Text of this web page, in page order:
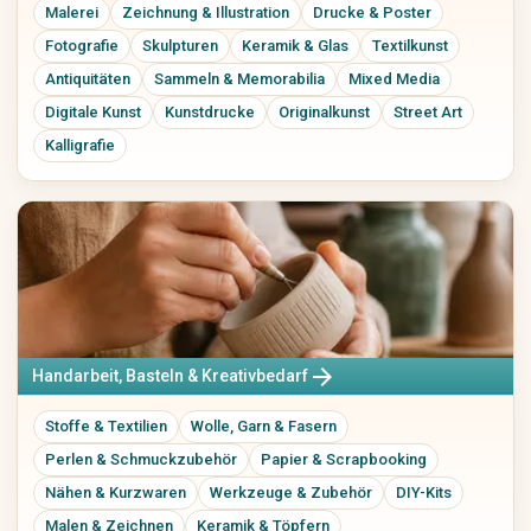
Spieluhren
Kuscheltiere
Elektronik & Zubehör
Handy & Telefon
Audio & HiFi
Foto & Kamera
PC, Laptop & Zubehör
Tablets & Reader
Konsolen & Videospiele
Tech-Accessoires
Bücher, Musik, Filme & Medien
Bücher & Zeitschriften
Comics
Musik & CDs
Musikinstrumente
Vinyl & Sammlermedien
Freizeit, Hobby & Sport
Sport & Camping
Modellbau
Sammeln
Brettspiele & Puzzle
Gaming-Zubehör
Haustiere
Hundezubehör
Katzenzubehör
Kleintiere
Fische & Aquarium
Vögel
Malerei Zeichnung & Illustration
Drucke & Poster
Fotografie
Skulpturen Keramik & Glas
Textilkunst
Antiquitäten
Sammeln & Memorabilia
Mixed Media
Digitale Kunst
Kunstdrucke Originalkunst
Street Art
Kalligrafie
Handarbeit, Basteln & Kreativbedarf arrow_forward
Stoffe & Textilien
Wolle, Garn & Fasern
Perlen & Schmuckzubehör
Papier & Scrapbooking
Nähen & Kurzwaren
Werkzeuge & Zubehör
DIY-Kits
Malen & Zeichnen
Keramik & Töpfern